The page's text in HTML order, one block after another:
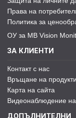
Права на
Политика за
ОУ за MB Vision
ЗА КЛИЕНТИ
Контакт с нас
Връщане на продукти
Карта на сайта
Видеонаблюдение
ДОПЪЛНИТЕЛНИ